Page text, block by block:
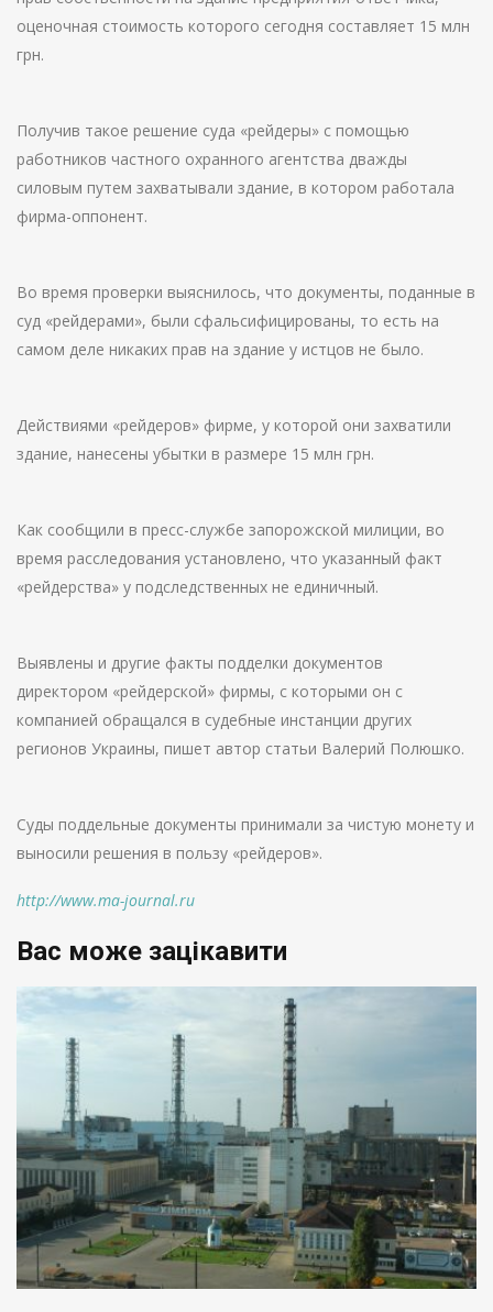
оценочная стоимость которого сегодня составляет 15 млн
грн.
Получив такое решение суда «рейдеры» с помощью
работников частного охранного агентства дважды
силовым путем захватывали здание, в котором работала
фирма-оппонент.
Во время проверки выяснилось, что документы, поданные в
суд «рейдерами», были сфальсифицированы, то есть на
самом деле никаких прав на здание у истцов не было.
Действиями «рейдеров» фирме, у которой они захватили
здание, нанесены убытки в размере 15 млн грн.
Как сообщили в пресс-службе запорожской милиции, во
время расследования установлено, что указанный факт
«рейдерства» у подследственных не единичный.
Выявлены и другие факты подделки документов
директором «рейдерской» фирмы, с которыми он с
компанией обращался в судебные инстанции других
регионов Украины, пишет автор статьи Валерий Полюшко.
Суды поддельные документы принимали за чистую монету и
выносили решения в пользу «рейдеров».
http://www.ma-journal.ru
Вас може зацікавити